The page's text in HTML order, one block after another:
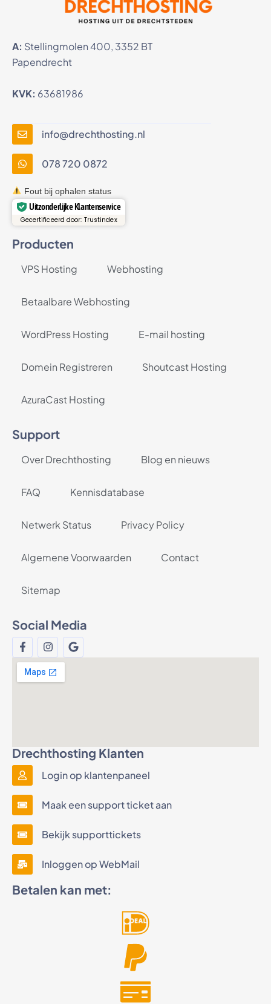
A: Stellingmolen 400, 3352 BT
Papendrecht
KVK: 63681986
info@drechthosting.nl
078 720 0872
Fout bij ophalen status
Uitzonderlijke Klantenservice
Gecertificeerd door: Trustindex
Producten
VPS Hosting Webhosting
Betaalbare Webhosting
WordPress Hosting E-mail hosting
Domein Registreren Shoutcast Hosting
AzuraCast Hosting
Support
Over Drechthosting Blog en nieuws
FAQ Kennisdatabase
Netwerk Status Privacy Policy
Algemene Voorwaarden Contact
Sitemap
Social Media
Drechthosting Klanten
Login op klantenpaneel
Maak een support ticket aan
Bekijk supporttickets
Inloggen op WebMail
Betalen kan met: